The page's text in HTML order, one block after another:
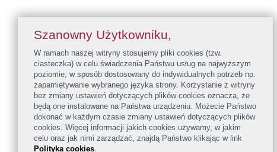
Szanowny Użytkowniku,
W ramach naszej witryny stosujemy pliki cookies (tzw.
ciasteczka) w celu świadczenia Państwu usług na najwyższym
poziomie, w sposób dostosowany do indywidualnych potrzeb np.
zapamiętywanie wybranego języka strony. Korzystanie z witryny
bez zmiany ustawień dotyczących plików cookies oznacza, że
będą one instalowane na Państwa urządzeniu. Możecie Państwo
dokonać w każdym czasie zmiany ustawień dotyczących plików
cookies. Więcej informacji jakich cookies używamy, w jakim
celu oraz jak nimi zarządzać, znajdą Państwo klikając w link
Polityka cookies.